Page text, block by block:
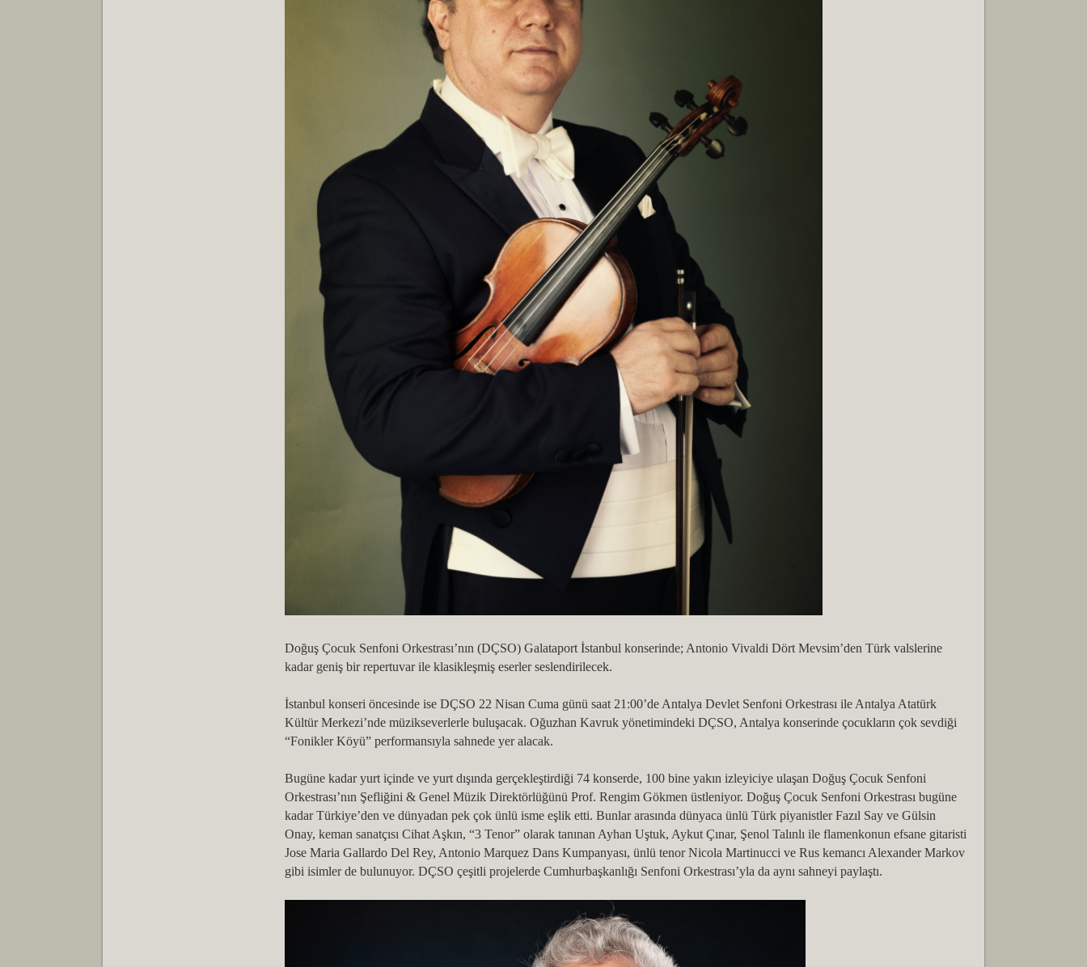
Doğuş Çocuk Senfoni Orkestrası’nın (DÇSO) Galataport İstanbul konserinde; Antonio Vivaldi Dört Mevsim’den Türk valslerine
kadar geniş bir repertuvar ile klasikleşmiş eserler seslendirilecek.
İstanbul konseri öncesinde ise DÇSO 22 Nisan Cuma günü saat 21:00’de Antalya Devlet Senfoni Orkestrası ile Antalya Atatürk
Kültür Merkezi’nde müzikseverlerle buluşacak. Oğuzhan Kavruk yönetimindeki DÇSO, Antalya konserinde çocukların çok sevdiği
“Fonikler Köyü” performansıyla sahnede yer alacak.
Bugüne kadar yurt içinde ve yurt dışında gerçekleştirdiği 74 konserde, 100 bine yakın izleyiciye ulaşan Doğuş Çocuk Senfoni
Orkestrası’nın Şefliğini & Genel Müzik Direktörlüğünü Prof. Rengim Gökmen üstleniyor. Doğuş Çocuk Senfoni Orkestrası bugüne
kadar Türkiye’den ve dünyadan pek çok ünlü isme eşlik etti. Bunlar arasında dünyaca ünlü Türk piyanistler Fazıl Say ve Gülsin
Onay, keman sanatçısı Cihat Aşkın, “3 Tenor” olarak tanınan Ayhan Uştuk, Aykut Çınar, Şenol Talınlı ile flamenkonun efsane gitaristi
Jose Maria Gallardo Del Rey, Antonio Marquez Dans Kumpanyası, ünlü tenor Nicola Martinucci ve Rus kemancı Alexander Markov
gibi isimler de bulunuyor. DÇSO çeşitli projelerde Cumhurbaşkanlığı Senfoni Orkestrası’yla da aynı sahneyi paylaştı.